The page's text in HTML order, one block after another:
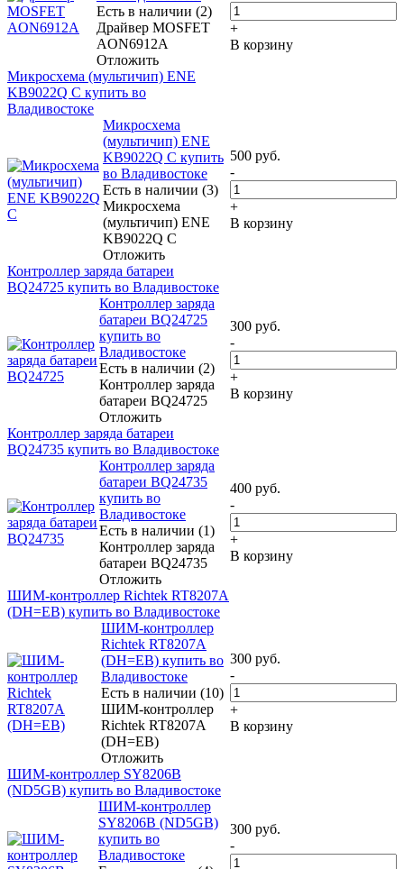
Есть в наличии (2)
Драйвер MOSFET
AON6912A
Отложить
+
В корзину
Микросхема (мультичип) ENE
KB9022Q C купить во
Владивостоке
Микросхема
(мультичип) ENE
KB9022Q C купить
во Владивостоке
Есть в наличии (3)
Микросхема
(мультичип) ENE
KB9022Q C
Отложить
500 руб.
-
+
В корзину
Контроллер заряда батареи
BQ24725 купить во Владивостоке
Контроллер заряда
батареи BQ24725
купить во
Владивостоке
Есть в наличии (2)
Контроллер заряда
батареи BQ24725
Отложить
300 руб.
-
+
В корзину
Контроллер заряда батареи
BQ24735 купить во Владивостоке
Контроллер заряда
батареи BQ24735
купить во
Владивостоке
Есть в наличии (1)
Контроллер заряда
батареи BQ24735
Отложить
400 руб.
-
+
В корзину
ШИМ-контроллер Richtek RT8207A
(DH=EB) купить во Владивостоке
ШИМ-контроллер
Richtek RT8207A
(DH=EB) купить во
Владивостоке
Есть в наличии (10)
ШИМ-контроллер
Richtek RT8207A
(DH=EB)
Отложить
300 руб.
-
+
В корзину
ШИМ-контроллер SY8206B
(ND5GB) купить во Владивостоке
ШИМ-контроллер
SY8206B (ND5GB)
купить во
Владивостоке
300 руб.
-